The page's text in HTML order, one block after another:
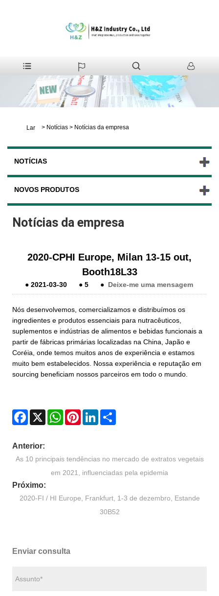
Lar > Notícias > Notícias da empresa
NOTÍCIAS
NOVOS PRODUTOS
Notícias da empresa
2020-CPHI Europe, Milan 13-15 out,
Booth18L33
●2021-03-30 ●5 ● Deixe-me uma mensagem
Nós desenvolvemos, comercializamos e distribuímos os
ingredientes e produtos essenciais para nutracêuticos,
suplementos e indústrias de alimentos e bebidas funcionais a
partir de fábricas primárias localizadas na China, Japão e
Coréia, onde temos muitos anos de experiência e estamos
muito bem estabelecidos. Nossa experiência e reputação em
sourcing beneficiam nossos parceiros em todo o mundo.
Facebook
X WhatsAppPinterestLinkedIn
Anterior:
As 10 principais tendências no mercado de extratos vegetais
em 2021, influenciadas pela epidemia
Próximo:
2020-FI / HI Europe, Frankfurt, 1-3 de dezembro, Estande
30B52
Enviar consulta